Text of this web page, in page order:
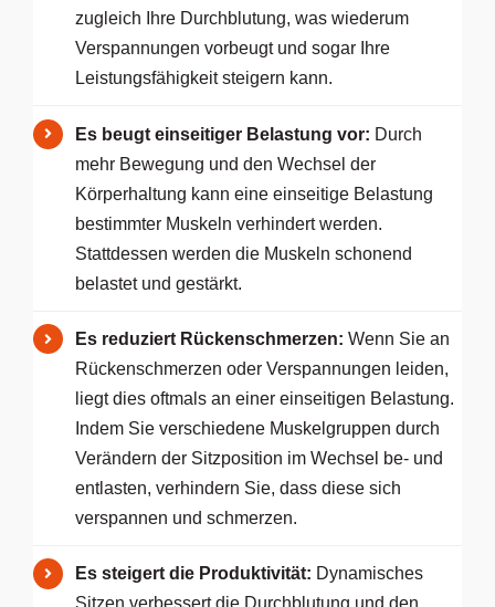
zugleich Ihre Durchblutung, was wiederum
Verspannungen vorbeugt und sogar Ihre
Leistungsfähigkeit steigern kann.
Es beugt einseitiger Belastung vor: Durch
mehr Bewegung und den Wechsel der
Körperhaltung kann eine einseitige Belastung
bestimmter Muskeln verhindert werden.
Stattdessen werden die Muskeln schonend
belastet und gestärkt.
Es reduziert Rückenschmerzen:Wenn Sie an
Rückenschmerzen oder Verspannungen leiden,
liegt dies oftmals an einer einseitigen Belastung.
Indem Sie verschiedene Muskelgruppen durch
Verändern der Sitzposition im Wechsel be- und
entlasten, verhindern Sie, dass diese sich
verspannen und schmerzen.
Es steigert die Produktivität: Dynamisches